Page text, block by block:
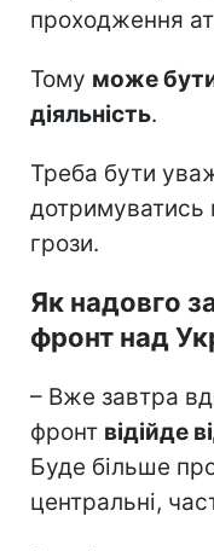
проходження
Тому може бути
діяльність.
Треба бути
дотримуватись
грози.
Як надовго
фронт над
– Вже завтра
фронт відійде
Буде більше
центральні,